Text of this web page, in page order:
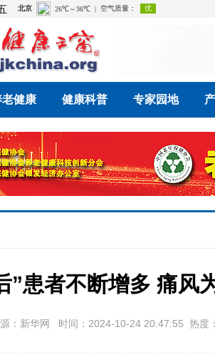
老健康 健康科普 专家园地
”患者不断增多 痛风
：新华网 时间：2024-10-24 20:47:55 热度